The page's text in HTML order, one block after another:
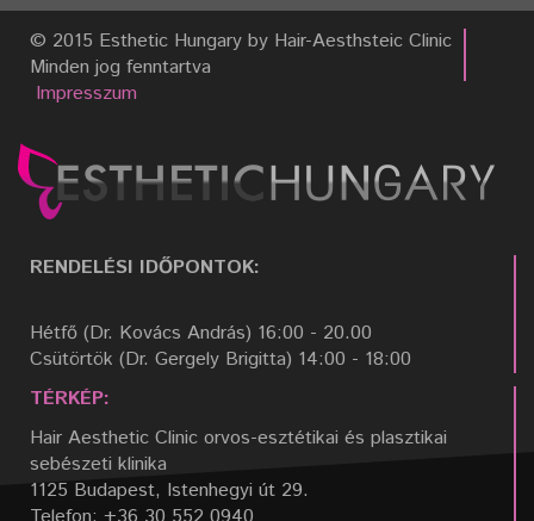
© 2015 Esthetic Hungary by Hair-Aesthsteic Clinic
Minden jog fenntartva
Impresszum
RENDELÉSI IDŐPONTOK:
Hétfő (Dr. Kovács András) 16:00 - 20.00
Csütörtök (Dr. Gergely Brigitta) 14:00 - 18:00
TÉRKÉP:
Hair Aesthetic Clinic orvos-esztétikai és plasztikai
sebészeti klinika
1125 Budapest, Istenhegyi út 29.